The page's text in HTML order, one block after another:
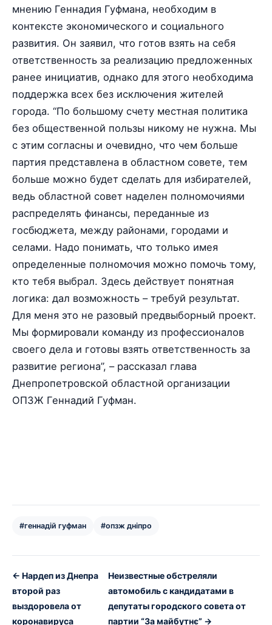
мнению Геннадия Гуфмана, необходим в
контексте экономического и социального
развития. Он заявил, что готов взять на себя
ответственность за реализацию предложенных
ранее инициатив, однако для этого необходима
поддержка всех без исключения жителей
города. “По большому счету местная политика
без общественной пользы никому не нужна. Мы
с этим согласны и очевидно, что чем больше
партия представлена в областном совете, тем
больше можно будет сделать для избирателей,
ведь областной совет наделен полномочиями
распределять финансы, переданные из
госбюджета, между районами, городами и
селами. Надо понимать, что только имея
определенные полномочия можно помочь тому,
кто тебя выбрал. Здесь действует понятная
логика: дал возможность – требуй результат.
Для меня это не разовый предвыборный проект.
Мы формировали команду из профессионалов
своего дела и готовы взять ответственность за
развитие региона”, – рассказал глава
Днепропетровской областной организации
ОПЗЖ Геннадий Гуфман.
#геннадій гуфман #опзж дніпро
← Нардеп из Днепра
второй раз
выздоровела от
коронавируса
Неизвестные обстреляли
автомобиль с кандидатами в
депутаты городского совета от
партии “За майбутнє” →